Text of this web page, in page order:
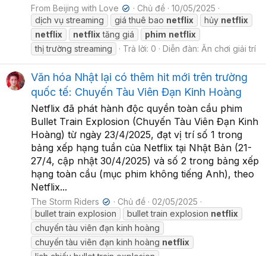
From Beijing with Love ✔ Chủ đề
10/05/2025
dịch vụ streaming
giá thuê bao netflix hủy netflix
netflix
netflix tăng giá phim netflix
thị trường streaming
Trả lời: 0 Diễn đàn: Ăn chơi giải trí
Văn hóa Nhật lại có thêm hit mới trên trường
quốc tế: Chuyến Tàu Viên Đạn Kinh Hoàng
Netflix đã phát hành độc quyền toàn cầu phim
Bullet Train Explosion (Chuyến Tàu Viên Đạn Kinh
Hoàng) từ ngày 23/4/2025, đạt vị trí số 1 trong
bảng xếp hạng tuần của Netflix tại Nhật Bản (21-
27/4, cập nhật 30/4/2025) và số 2 trong bảng xếp
hạng toàn cầu (mục phim không tiếng Anh), theo
Netflix...
The Storm Riders ✔ Chủ đề
02/05/2025
bullet train explosion
bullet train explosion netflix
chuyến tàu viên đạn kinh hoàng
chuyến tàu viên đạn kinh hoàng netflix